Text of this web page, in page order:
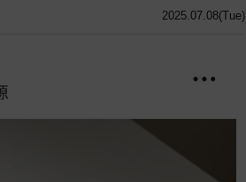
2025.07.08(Tue)